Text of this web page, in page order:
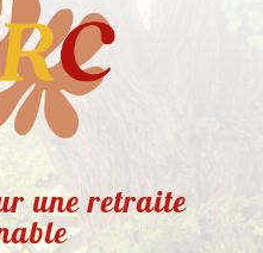
une retraite